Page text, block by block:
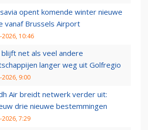
opent komende winter nieuwe
vanaf Brussels Airport
2026, 10:46
blijft net als veel andere
langer weg uit Golfregio
2026, 9:00
Air breidt netwerk verder uit:
drie nieuwe bestemmingen
2026, 7:29